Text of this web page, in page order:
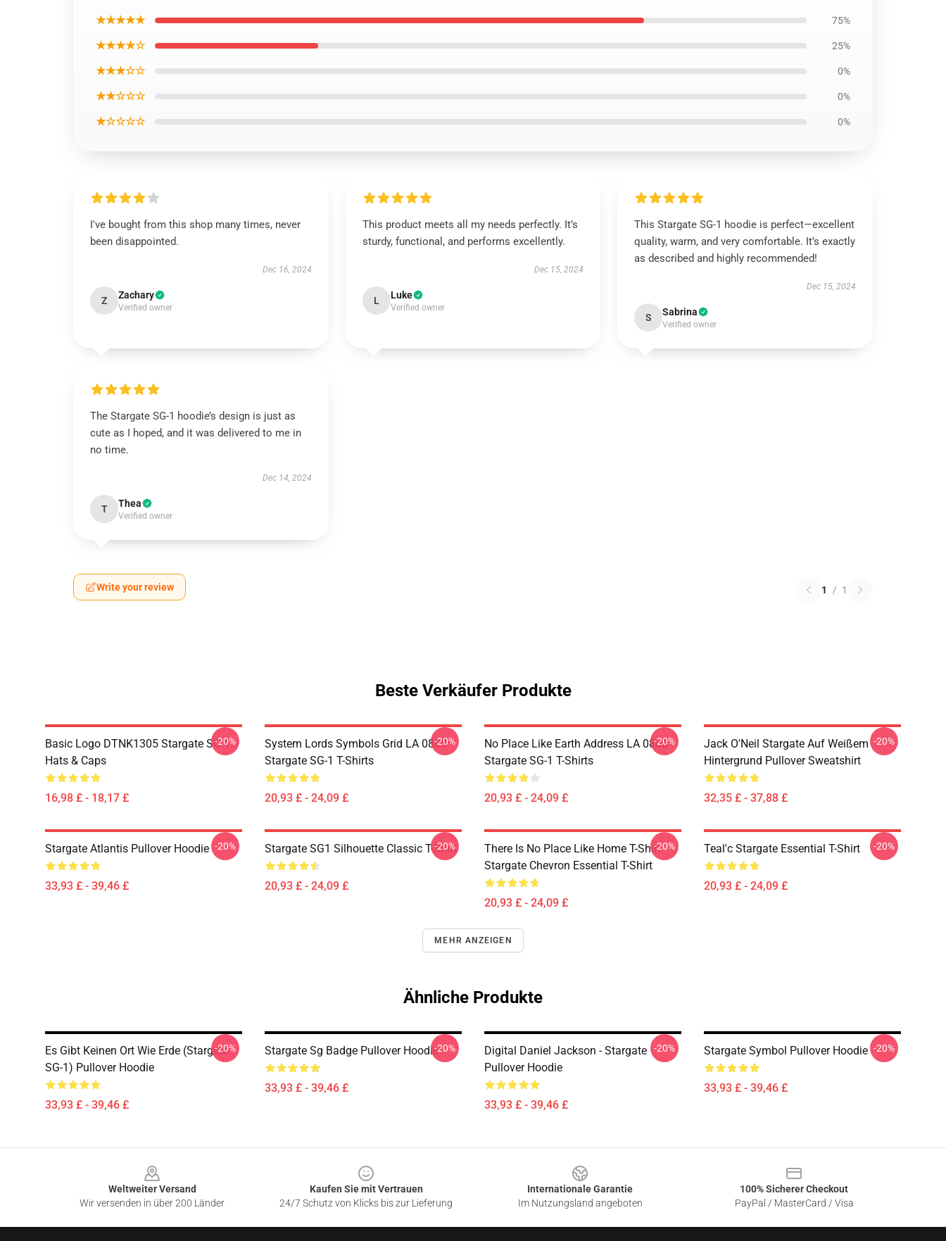
★★★★★ 75%
★★★★☆ 25%
★★★☆☆ 0%
★★☆☆☆ 0%
★☆☆☆☆ 0%
I've bought from this shop many times, never
been disappointed.
Dec 16, 2024
Z Zachary
Verified owner
This product meets all my needs perfectly. It’s
sturdy, functional, and performs excellently.
Dec 15, 2024
L Luke
Verified owner
This Stargate SG-1 hoodie is perfect—excellent
quality, warm, and very comfortable. It’s exactly
as described and highly recommended!
Dec 15, 2024
S Sabrina
Verified owner
The Stargate SG-1 hoodie’s design is just as
cute as I hoped, and it was delivered to me in
no time.
Dec 14, 2024
T Thea
Verified owner
Write your review 1 / 1
Beste Verkäufer Produkte
Basic Logo DTNK1305 Stargate SG-1
Hats & Caps
16,98 £ - 18,17 £
-20%
System Lords Symbols Grid LA 0805
Stargate SG-1 T-Shirts
20,93 £ - 24,09 £
-20%
No Place Like Earth Address LA 0805
Stargate SG-1 T-Shirts
20,93 £ - 24,09 £
-20%
Jack O'Neil Stargate Auf Weißem
Hintergrund Pullover Sweatshirt
32,35 £ - 37,88 £
-20%
Stargate Atlantis Pullover Hoodie
33,93 £ - 39,46 £
-20% Stargate SG1 Silhouette Classic T-Shirt
20,93 £ - 24,09 £
-20%
There Is No Place Like Home T-Shirt
Stargate Chevron Essential T-Shirt
20,93 £ - 24,09 £
-20% Teal'c Stargate Essential T-Shirt
20,93 £ - 24,09 £
-20%
MEHR ANZEIGEN
Ähnliche Produkte
Es Gibt Keinen Ort Wie Erde (stargate
SG-1) Pullover Hoodie
33,93 £ - 39,46 £
-20% Stargate Sg Badge Pullover Hoodie
33,93 £ - 39,46 £
-20%
Digital Daniel Jackson - Stargate
Pullover Hoodie
33,93 £ - 39,46 £
-20% Stargate Symbol Pullover Hoodie
33,93 £ - 39,46 £
-20%
Weltweiter Versand
Wir versenden in über 200 Länder
Kaufen Sie mit Vertrauen
24/7 Schutz von Klicks bis zur Lieferung
Internationale Garantie
Im Nutzungsland angeboten
100% Sicherer Checkout
PayPal / MasterCard / Visa